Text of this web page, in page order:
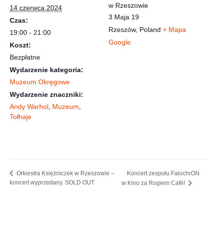
14 czerwca 2024
Czas:
19:00 - 21:00
Koszt:
Bezpłatne
Wydarzenie kategoria:
Muzeum Okręgowe
Wydarzenie znaczniki:
Andy Warhol Muzeum
Tołhaje
w Rzeszowie
3 Maja 19
Rzeszów, Poland + Mapa
Google
Orkiestra Księżniczek w Rzeszowie –
koncert wyprzedany. SOLD OUT
Koncert zespołu FalochrON
w Kino za Rogiem Café!